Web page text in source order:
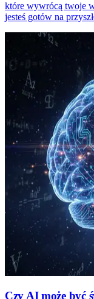
które wywrócą twoje
jesteś gotów na
Czy AI może być